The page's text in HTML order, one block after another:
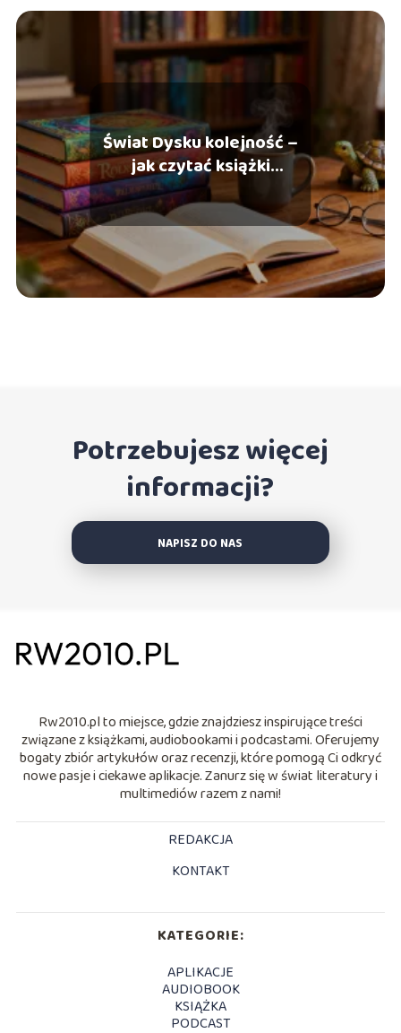
Świat Dysku kolejność –
jak czytać książki
Terry’ego Pratchetta?
Potrzebujesz więcej
informacji?
NAPISZ DO NAS
Rw2010.pl to miejsce, gdzie znajdziesz inspirujące treści
związane z książkami, audiobookami i podcastami. Oferujemy
bogaty zbiór artykułów oraz recenzji, które pomogą Ci odkryć
nowe pasje i ciekawe aplikacje. Zanurz się w świat literatury i
multimediów razem z nami!
REDAKCJA
KONTAKT
KATEGORIE:
APLIKACJE
AUDIOBOOK
KSIĄŻKA
PODCAST